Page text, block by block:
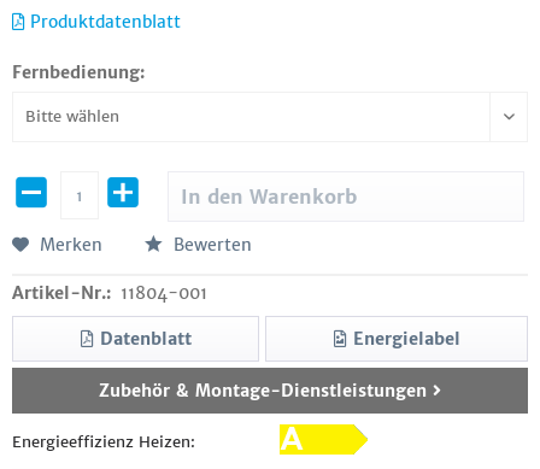
Produktdatenblatt
Fernbedienung:
In den Warenkorb
Merken Bewerten
Artikel-Nr.: 11804-001
Datenblatt Energielabel
Zubehör & Montage-Dienstleistungen
Energieeffizienz Heizen: